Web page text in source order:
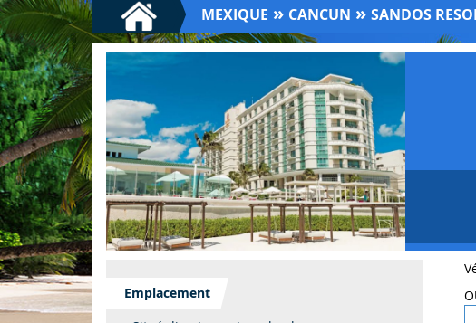
MEXIQUE » CANCUN » SANDOS
Emplacement